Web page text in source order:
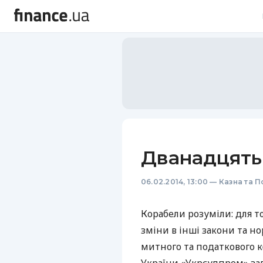
Дванадцять
06.02.2014, 13:00 — Казна та
Корабели розуміли: для
зміни в інші закони та
митного та податкового